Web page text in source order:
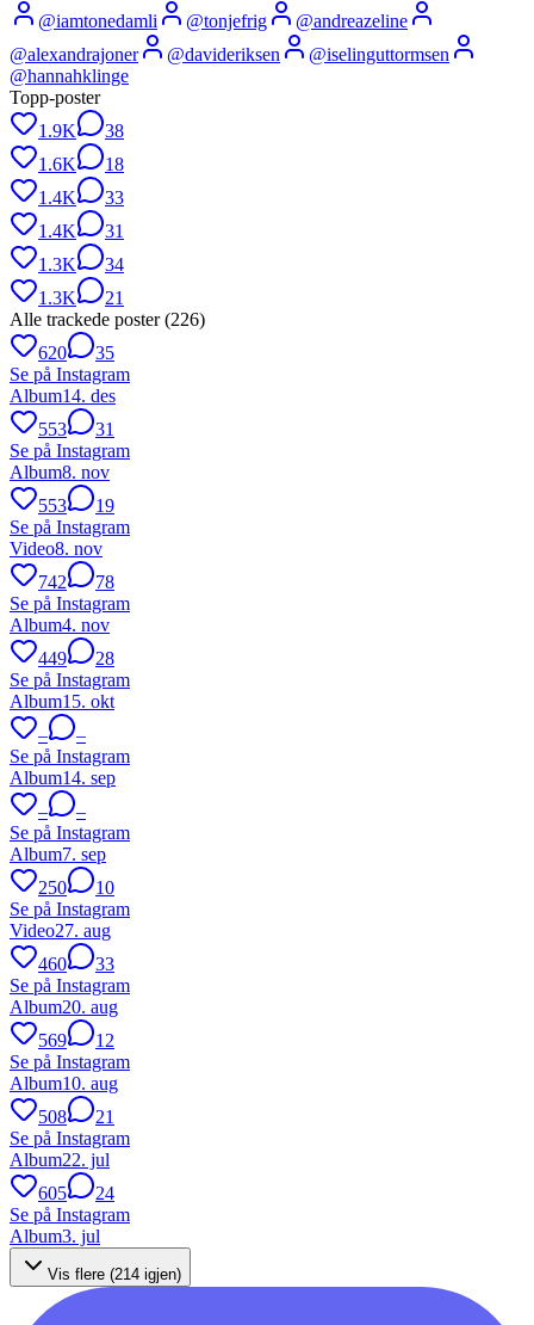
@iamtonedamli @tonjefrig @andreazeline
@alexandrajoner @davideriksen @iselinguttormsen
@hannahklinge
Topp-poster
1.9K
38
1.6K
18
1.4K
33
1.4K
31
1.3K
34
1.3K
21
Alle trackede poster (226)
620
35
Se på Instagram
Album14. des
553
31
Se på Instagram
Album8. nov
553
19
Se på Instagram
Video8. nov
742
78
Se på Instagram
Album4. nov
449
28
Se på Instagram
Album15. okt
–
–
Se på Instagram
Album14. sep
–
–
Se på Instagram
Album7. sep
250
10
Se på Instagram
Video27. aug
460
33
Se på Instagram
Album20. aug
569
12
Se på Instagram
Album10. aug
508
21
Se på Instagram
Album22. jul
605
24
Se på Instagram
Album3. jul
Vis flere (214 igjen)